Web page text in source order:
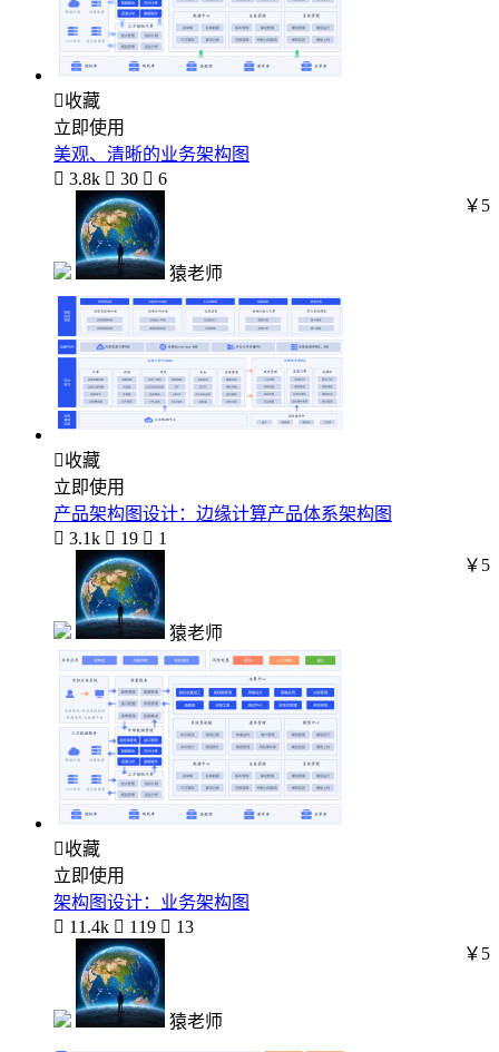
收藏
立即使用
美观、清晰的业务架构图
 3.8k  30  6
猿老师
￥5
收藏
立即使用
产品架构图设计：边缘计算产品体系架构图
 3.1k  19  1
猿老师
￥5
收藏
立即使用
架构图设计：业务架构图
 11.4k  119  13
猿老师
￥5